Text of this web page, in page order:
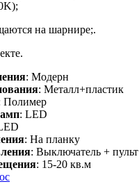
на шарнире;.
: Модерн
: Металл+пластик
Полимер
: LED
: На планку
: Выключатель + пульт
: 15-20 кв.м